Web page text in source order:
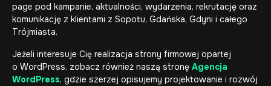
page pod kampanie, aktualności, wydarzenia, rekrutację oraz
komunikację z klientami z Sopotu, Gdańska, Gdyni i całego
Trójmiasta.
Jeżeli interesuje Cię realizacja strony firmowej opartej
o WordPress, zobacz również naszą stronę Agencja
WordPress, gdzie szerzej opisujemy projektowanie i rozwój